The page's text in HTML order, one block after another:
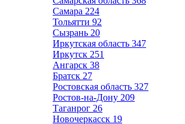
Самара 224
Тольятти 92
Сызрань 20
Иркутская область 347
Иркутск 251
Ангарск 38
Братск 27
Ростовская область 327
Ростов-на-Дону 209
Таганрог 26
Новочеркасск 19